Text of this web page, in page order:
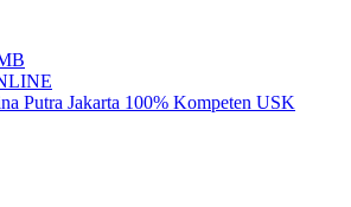
Putra Jakarta 100% Kompeten USK